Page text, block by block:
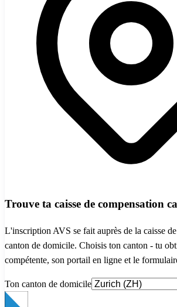
Trouve ta caisse de compensation
L'inscription AVS se fait auprès de la caisse
canton de domicile. Choisis ton canton - tu
compétente, son portail en ligne et le
Ton canton de domicile